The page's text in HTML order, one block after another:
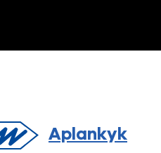
Aplankyk